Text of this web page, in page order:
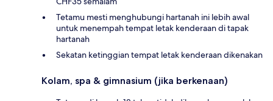
Tetamu mesti menghubungi hartanah ini lebih awal
untuk menempah tempat letak kenderaan di tapak
hartanah
Sekatan ketinggian tempat letak kenderaan dikenakan
Kolam, spa & gimnasium (jika berkenaan)